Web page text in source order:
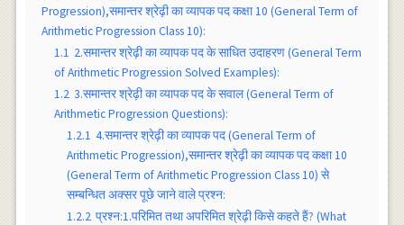
Progression),समान्तर श्रेढ़ी का व्यापक पद कक्षा 10 (General Term of
Arithmetic Progression Class 10):
1.1 2.समान्तर श्रेढ़ी का व्यापक पद के साधित उदाहरण (General Term
of Arithmetic Progression Solved Examples):
1.2 3.समान्तर श्रेढ़ी का व्यापक पद के सवाल (General Term of
Arithmetic Progression Questions):
1.2.1 4.समान्तर श्रेढ़ी का व्यापक पद (General Term of
Arithmetic Progression),समान्तर श्रेढ़ी का व्यापक पद कक्षा 10
(General Term of Arithmetic Progression Class 10) से
सम्बन्धित अक्सर पूछे जाने वाले प्रश्न:
1.2.2 प्रश्न:1.परिमित तथा अपरिमित श्रेढ़ी किसे कहते हैं? (What